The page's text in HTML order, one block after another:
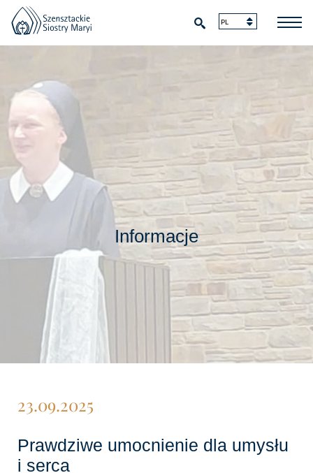
Informacje
23.09.2025
Prawdziwe umocnienie dla umysłu
i serca